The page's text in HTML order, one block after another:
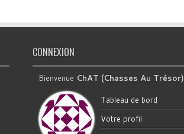
CONNEXION
Bienvenue ChAT (Chasses Au Trésor)
Tableau de bord
Votre profil